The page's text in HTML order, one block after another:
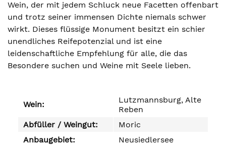
Wein, der mit jedem Schluck neue Facetten offenbart
und trotz seiner immensen Dichte niemals schwer
wirkt. Dieses flüssige Monument besitzt ein schier
unendliches Reifepotenzial und ist eine
leidenschaftliche Empfehlung für alle, die das
Besondere suchen und Weine mit Seele lieben.
Wein:
Lutzmannsburg, Alte
Reben
Abfüller / Weingut:
Moric
Anbaugebiet:
Neusiedlersee